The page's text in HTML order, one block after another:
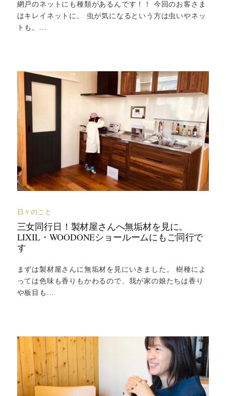
網戸のネットにも種類があるんです！！ 今回のお客さま
はキレイネットに。 虫が気になるという方は虫いやネッ
トも。...
日々のこと
三女同行日！製材屋さんへ無垢材を見に。
LIXIL・WOODONEショールームにもご同行で
す
まずは製材屋さんに無垢材を見にいきました。 樹種によ
っては色味も香りもかわるので、我が家の娘たちは香り
や板目も...